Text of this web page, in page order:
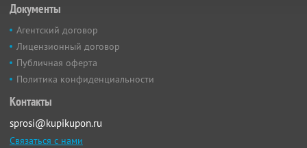
Документы
Агентский договор
Лицензионный договор
Публичная оферта
Политика конфиденциальности
Контакты
sprosi@kupikupon.ru
Связаться с нами